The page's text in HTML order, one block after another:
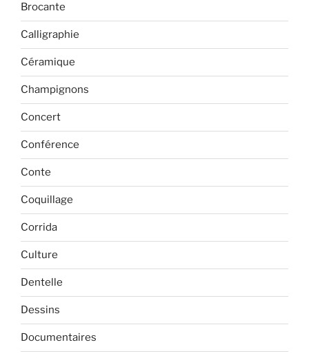
Brocante
Calligraphie
Céramique
Champignons
Concert
Conférence
Conte
Coquillage
Corrida
Culture
Dentelle
Dessins
Documentaires